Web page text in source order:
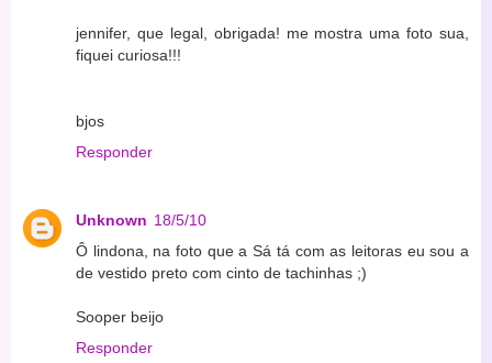
jennifer, que legal, obrigada! me mostra uma foto sua,
fiquei curiosa!!!
bjos
Responder
Unknown 18/5/10
Ô lindona, na foto que a Sá tá com as leitoras eu sou a
de vestido preto com cinto de tachinhas ;)
Sooper beijo
Responder